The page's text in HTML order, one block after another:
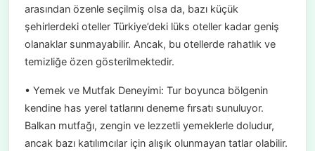
arasından özenle seçilmiş olsa da, bazı küçük
şehirlerdeki oteller Türkiye’deki lüks oteller kadar geniş
olanaklar sunmayabilir. Ancak, bu otellerde rahatlık ve
temizliğe özen gösterilmektedir.
• Yemek ve Mutfak Deneyimi: Tur boyunca bölgenin
kendine has yerel tatlarını deneme fırsatı sunuluyor.
Balkan mutfağı, zengin ve lezzetli yemeklerle doludur,
ancak bazı katılımcılar için alışık olunmayan tatlar olabilir.